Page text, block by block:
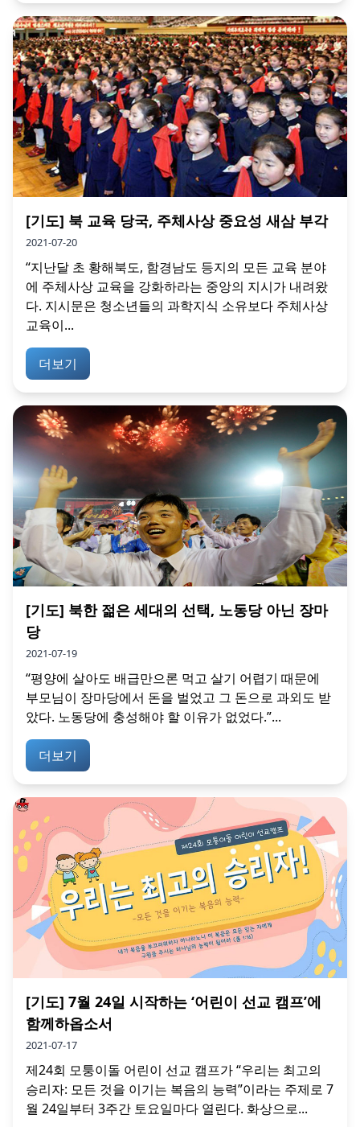
[기도] 북 교육 당국, 주체사상 중요성 새삼 부각
2021-07-20
“지난달 초 황해북도, 함경남도 등지의 모든 교육 분야
에 주체사상 교육을 강화하라는 중앙의 지시가 내려왔
다. 지시문은 청소년들의 과학지식 소유보다 주체사상
교육이...
더보기
[기도] 북한 젊은 세대의 선택, 노동당 아닌 장마
당
2021-07-19
“평양에 살아도 배급만으론 먹고 살기 어렵기 때문에
부모님이 장마당에서 돈을 벌었고 그 돈으로 과외도 받
았다. 노동당에 충성해야 할 이유가 없었다.”...
더보기
[기도] 7월 24일 시작하는 ‘어린이 선교 캠프’에
함께하옵소서
2021-07-17
제24회 모퉁이돌 어린이 선교 캠프가 “우리는 최고의
승리자: 모든 것을 이기는 복음의 능력”이라는 주제로 7
월 24일부터 3주간 토요일마다 열린다. 화상으로...